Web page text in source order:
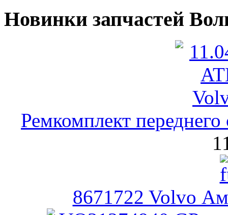
Новинки запчастей
Ремкомплект
8671722 Volvo